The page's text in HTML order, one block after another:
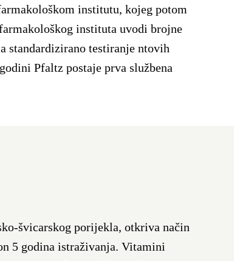
institutu, kojeg potom
instituta uvodi brojne
standardizirano testiranje ntovih
Pfaltz postaje prva službena
švicarskog porijekla, otkriva način
5 godina istraživanja. Vitamini